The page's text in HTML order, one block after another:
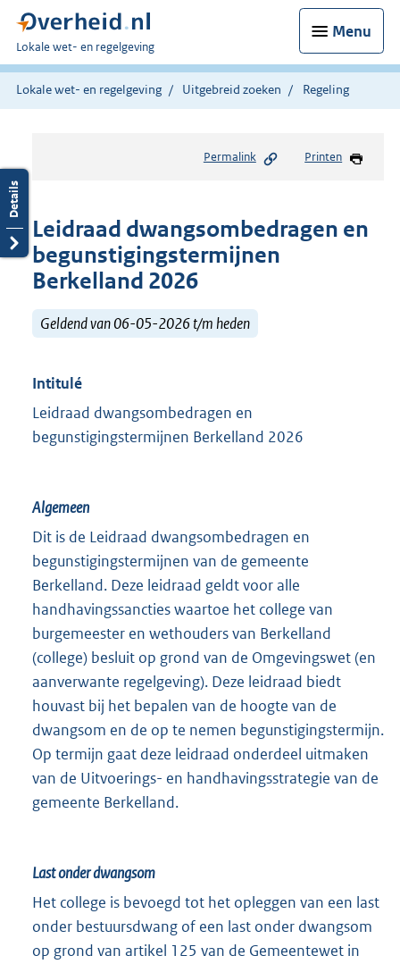
Menu
U
bent
hier:
Lokale wet- en regelgeving
Lokale wet- en regelgeving Uitgebreid zoeken Regeling
Permalink Printen
Leidraad dwangsombedragen en
begunstigingstermijnen
Berkelland 2026
Geldend van 06-05-2026 t/m heden
Intitulé
Leidraad dwangsombedragen en
begunstigingstermijnen Berkelland 2026
Algemeen
Dit is de Leidraad dwangsombedragen en
begunstigingstermijnen van de gemeente
Berkelland. Deze leidraad geldt voor alle
handhavingssancties waartoe het college van
burgemeester en wethouders van Berkelland
(college) besluit op grond van de Omgevingswet (en
aanverwante regelgeving). Deze leidraad biedt
houvast bij het bepalen van de hoogte van de
dwangsom en de op te nemen begunstigingstermijn.
Op termijn gaat deze leidraad onderdeel uitmaken
van de Uitvoerings- en handhavingsstrategie van de
gemeente Berkelland.
Last onder dwangsom
Het college is bevoegd tot het opleggen van een last
onder bestuursdwang of een last onder dwangsom
op grond van artikel 125 van de Gemeentewet in